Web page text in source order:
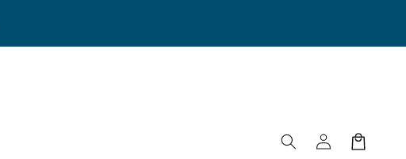
Iniciar
sesión
Carrito